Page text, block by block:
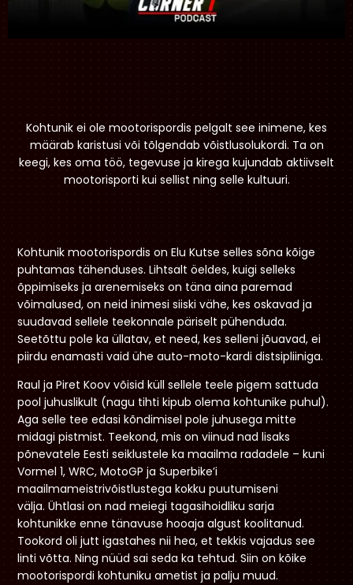
Kohtunik ei ole mootorispordis pelgalt see inimene, kes
määrab karistusi või tõlgendab võistlusolukordi. Ta on
keegi, kes oma töö, tegevuse ja kirega kujundab aktiivselt
mootorisporti kui sellist ning selle kultuuri.
Kohtunik mootorispordis on Elu Kutse selles sõna kõige
puhtamas tähenduses. Lihtsalt öeldes, kuigi selleks
õppimiseks ja arenemiseks on täna aina paremad
võimalused, on neid inimesi siiski vähe, kes oskavad ja
suudavad sellele teekonnale päriselt pühenduda.
Seetõttu pole ka üllatav, et need, kes selleni jõuavad, ei
piirdu enamasti vaid ühe auto-moto-kardi distsipliiniga.
Raul ja Piret Koov võisid küll sellele teele pigem sattuda
pool juhuslikult (nagu tihti kipub olema kohtunike puhul).
Aga selle tee edasi kõndimisel pole juhusega mitte
midagi pistmist. Teekond, mis on viinud nad lisaks
põnevatele Eesti seiklustele ka maailma radadele – kuni
Vormel 1, WRC, MotoGP ja Superbike’i
maailmameistrivõistlustega kokku puutumiseni
välja. Ühtlasi on nad meiegi tagasihoidliku sarja
kohtunikke enne tänavuse hooaja algust koolitanud.
Tookord oli jutt igastahes nii hea, et tekkis vajadus see
linti võtta. Ning nüüd sai seda ka tehtud. Siin on kõike
mootorispordi kohtuniku ametist ja palju muud.